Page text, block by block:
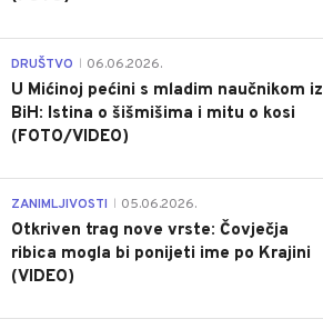
DRUŠTVO 06.06.2026.
U Mićinoj pećini s mladim naučnikom iz
BiH: Istina o šišmišima i mitu o kosi
(FOTO/VIDEO)
ZANIMLJIVOSTI 05.06.2026.
Otkriven trag nove vrste: Čovječja
ribica mogla bi ponijeti ime po Krajini
(VIDEO)